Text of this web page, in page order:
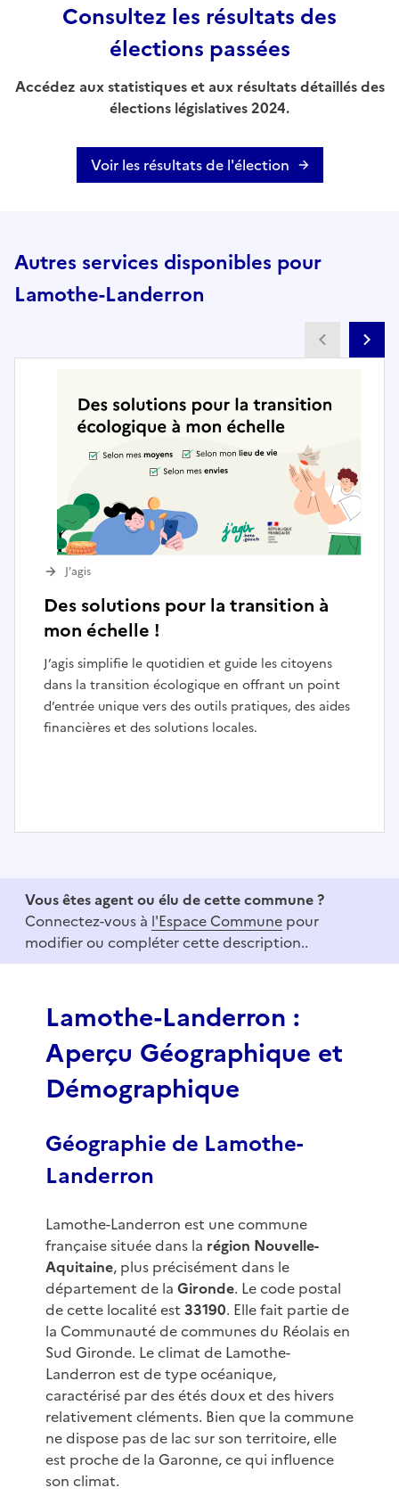
Consultez les résultats des
élections passées
Accédez aux statistiques et aux résultats détaillés des
élections législatives 2024.
Voir les résultats de l'élection
Autres services disponibles pour
Lamothe-Landerron
Des solutions pour la transition à
mon échelle !
J’agis simplifie le quotidien et guide les citoyens
dans la transition écologique en offrant un point
d’entrée unique vers des outils pratiques, des aides
financières et des solutions locales.
J’agis
f
Vous êtes agent ou élu de cette commune ?
Connectez-vous à l'Espace Commune pour
modifier ou compléter cette description..
Lamothe-Landerron :
Aperçu Géographique et
Démographique
Géographie de Lamothe-
Landerron
Lamothe-Landerron est une commune
française située dans la région Nouvelle-
Aquitaine, plus précisément dans le
département de la Gironde. Le code postal
de cette localité est 33190. Elle fait partie de
la Communauté de communes du Réolais en
Sud Gironde. Le climat de Lamothe-
Landerron est de type océanique,
caractérisé par des étés doux et des hivers
relativement cléments. Bien que la commune
ne dispose pas de lac sur son territoire, elle
est proche de la Garonne, ce qui influence
son climat.